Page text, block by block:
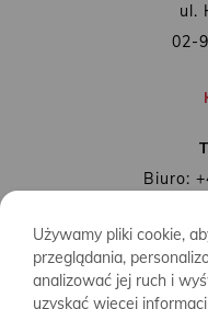
ul.
02-
Biuro:
MAIL:
Używamy pliki cookie,
przeglądania,
analizować jej ruch i
uzyskać więcej